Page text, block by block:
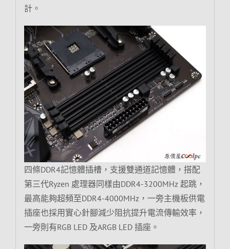
計。
四條DDR4記憶體插槽，支援雙通道記憶體，搭配
第三代Ryzen 處理器同樣由DDR4-3200MHz 起跳，
最高能夠超頻至DDR4-4000MHz，一旁主機板供電
插座也採用實心針腳減少阻抗提升電流傳輸效率，
一旁則有RGB LED 及ARGB LED 插座。